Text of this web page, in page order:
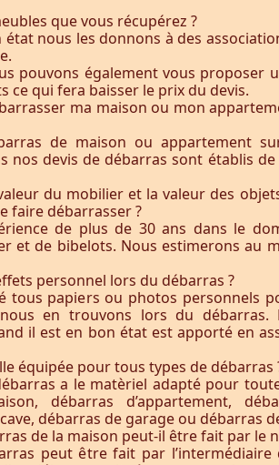
que vous récupérez ?
nous les donnons à des
pouvons également vous proposer
ce qui fera baisser le prix du devis.
ma maison ou mon
de maison ou appartement
nos devis de débarras sont établis
du mobilier et la valeur des
faire débarrasser ?
de plus de 30 ans dans le
et de bibelots. Nous estimerons au
personnel lors du débarras ?
tous papiers ou photos personnels
en trouvons lors du débarras.
il est en bon état est apporté en
équipée pour tous types de débarras
a le matèriel adapté pour
débarras d’appartement,
débarras de garage ou débarras
de la maison peut-il être fait par le
peut être fait par l’intermédiaire